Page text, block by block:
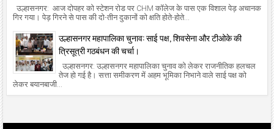
उल्हासनगर: आज दोपहर को स्टेशन रोड पर CHM कॉलेज के पास एक विशाल पेड़ अचानक
गिर गया। पेड़ गिरने से पास की दो-तीन दुकानों को क्षति होते-होते...
उल्हासनगर महापालिका चुनाव: साई पक्ष, शिवसेना और टीओके की
त्रिसूत्री गठबंधन की चर्चा।
उल्हासनगर: उल्हासनगर महापालिका चुनाव को लेकर राजनीतिक हलचल
तेज हो गई है। सत्ता समीकरण में अहम भूमिका निभाने वाले साई पक्ष को
लेकर बयानबाजी...